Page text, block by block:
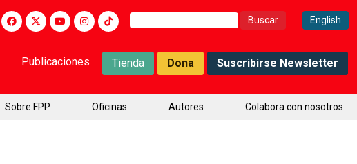
Buscar: English
Publicaciones Tienda Dona Suscribirse Newsletter
Sobre FPP Oficinas Autores Colabora con nosotros